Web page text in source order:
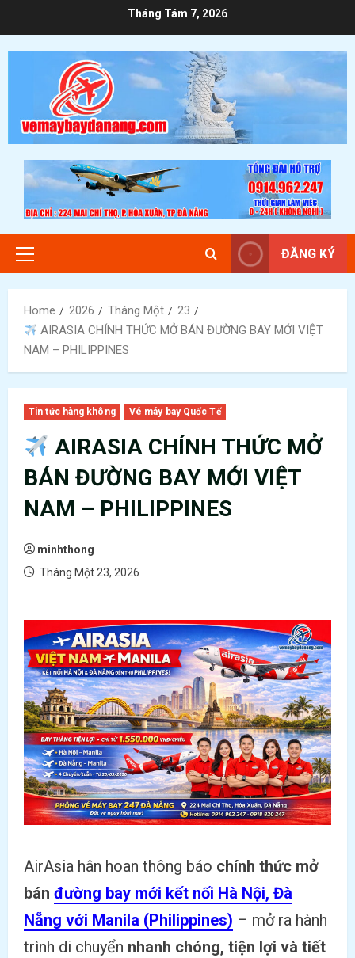
to
content
Tháng Tám 7, 2026
Primary
ĐĂNG KÝ
Home 2026 Tháng Một
23
AIRASIA CHÍNH THỨC MỞ BÁN ĐƯỜNG BAY MỚI VIỆT
NAM – PHILIPPINES
Tin tức hàng không Vé máy bay Quốc Tế
AIRASIA CHÍNH THỨC MỞ
BÁN ĐƯỜNG BAY MỚI VIỆT
NAM – PHILIPPINES
minhthong
Tháng Một 23, 2026
AirAsia hân hoan thông báo chính thức mở
bán đường bay mới kết nối Hà Nội, Đà
Nẵng với Manila (Philippines) – mở ra hành
trình di chuyển nhanh chóng, tiện lợi và tiết